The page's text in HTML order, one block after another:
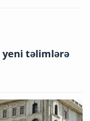
təlimlərə